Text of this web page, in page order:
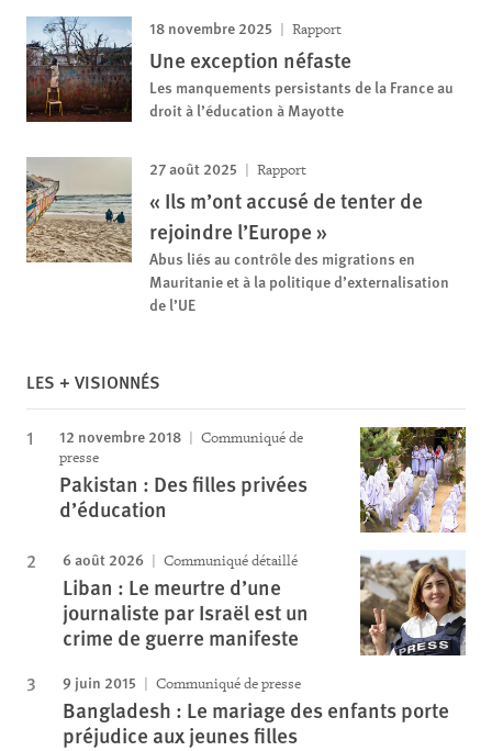
18 novembre 2025 Rapport
Une exception néfaste
Les manquements persistants de la France au
droit à l’éducation à Mayotte
27 août 2025 Rapport
« Ils m’ont accusé de tenter de
rejoindre l’Europe »
Abus liés au contrôle des migrations en
Mauritanie et à la politique d’externalisation
de l’UE
LES + VISIONNÉS
12 novembre 2018
Communiqué de
presse
Pakistan : Des filles privées
d’éducation
6 août 2026 Communiqué détaillé
Liban : Le meurtre d’une
journaliste par Israël est un
crime de guerre manifeste
9 juin 2015 Communiqué de presse
Bangladesh : Le mariage des enfants porte
préjudice aux jeunes filles